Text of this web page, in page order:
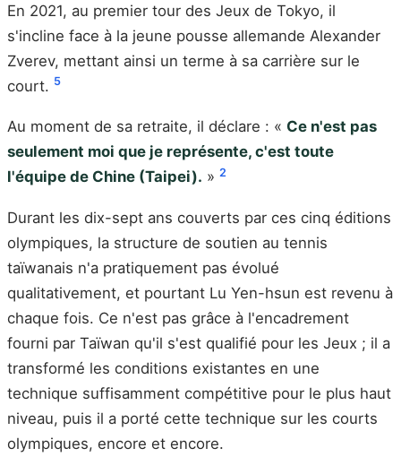
En 2021, au premier tour des Jeux de Tokyo, il
s'incline face à la jeune pousse allemande Alexander
Zverev, mettant ainsi un terme à sa carrière sur le
court. 5
Au moment de sa retraite, il déclare : « Ce n'est pas
seulement moi que je représente, c'est toute
l'équipe de Chine (Taipei). » 2
Durant les dix-sept ans couverts par ces cinq éditions
olympiques, la structure de soutien au tennis
taïwanais n'a pratiquement pas évolué
qualitativement, et pourtant Lu Yen-hsun est revenu à
chaque fois. Ce n'est pas grâce à l'encadrement
fourni par Taïwan qu'il s'est qualifié pour les Jeux ; il a
transformé les conditions existantes en une
technique suffisamment compétitive pour le plus haut
niveau, puis il a porté cette technique sur les courts
olympiques, encore et encore.